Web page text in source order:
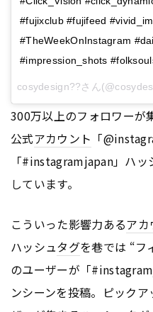
#fujixclub #fujifeed
#TheWeekOnInstagram
#impression_shots
cosydesign??さん
300万以上のフォロワーが
公式アカウント 「
「#instagramjapan」ハッ
しています。
こういった影響力あるアカ
ハッシュタグを巷では “フ
のユーザーが「
ンシーンを投稿。ピック